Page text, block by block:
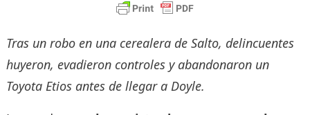
Tras un robo en una cerealera de Salto, delincuentes
huyeron, evadieron controles y abandonaron un
Toyota Etios antes de llegar a Doyle.